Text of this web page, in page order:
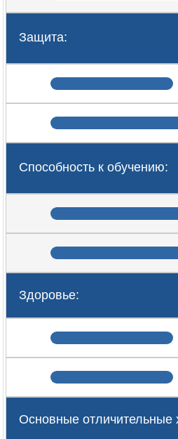
Защита:
Способность к обучению:
Здоровье:
Основные отличительные